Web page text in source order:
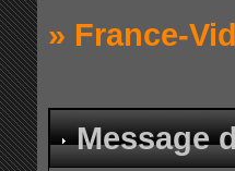
» France-
Message